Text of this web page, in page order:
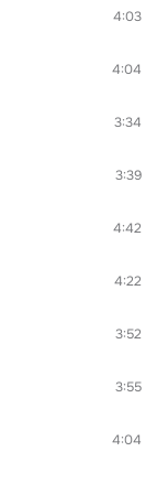
4:03
4:04
3:34
3:39
4:42
4:22
3:52
3:55
4:04